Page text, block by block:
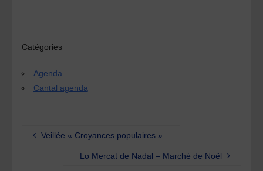
Catégories
Agenda
Cantal agenda
Veillée « Croyances populaires »
Lo Mercat de Nadal – Marché de Noël